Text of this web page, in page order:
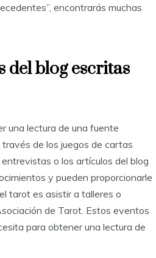
encontrarás muchas
del blog escritas
una lectura de una fuente
de los juegos de cartas
o los artículos del blog
y pueden proporcionarle
tarot es asistir a talleres o
de Tarot. Estos eventos
para obtener una lectura de